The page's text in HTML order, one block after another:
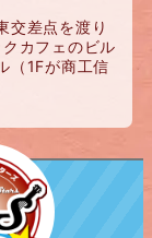
交差点を渡り
カフェのビル
（1Fが商工信